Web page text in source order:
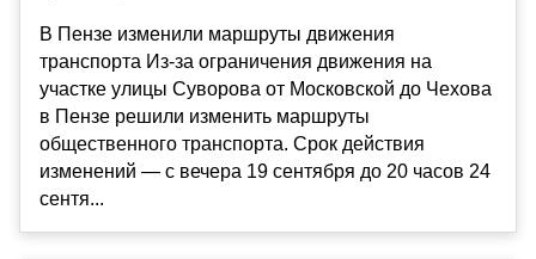
В Пензе изменили маршруты движения
транспорта Из-за ограничения движения на
участке улицы Суворова от Московской до Чехова
в Пензе решили изменить маршруты
общественного транспорта. Срок действия
изменений — с вечера 19 сентября до 20 часов 24
сентя...